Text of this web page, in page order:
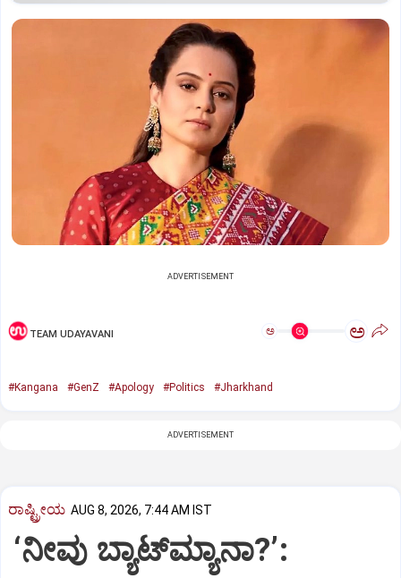
ADVERTISEMENT
TEAM UDAYAVANI ಅ ಅ
#Kangana #GenZ #Apology #Politics #Jharkhand
ADVERTISEMENT
ರಾಷ್ಟ್ರೀಯ AUG 8, 2026, 7:44 AM IST
‘ನೀವು ಬ್ಯಾಟ್‌ಮ್ಯಾನಾ?’: